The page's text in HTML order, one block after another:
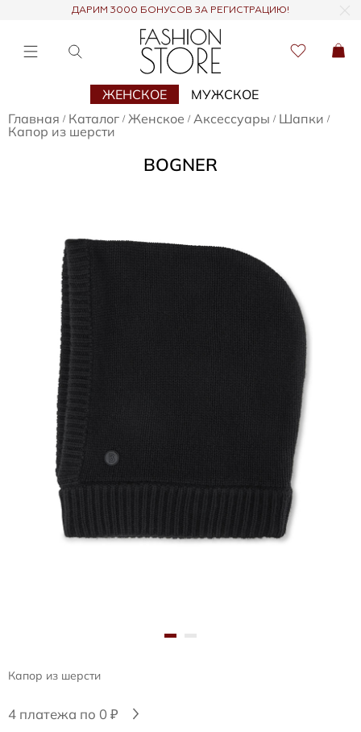
ДАРИМ 3000 БОНУСОВ ЗА РЕГИСТРАЦИЮ!
ЖЕНСКОЕ
МУЖСКОЕ
Главная / Каталог / Женское / Аксессуары / Шапки /
Капор из шерсти
BOGNER
Капор из шерсти
4 платежа по 0 ₽